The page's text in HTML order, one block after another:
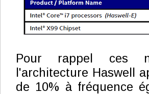
Pour rappel ces
l'architecture Haswell
de 10% à fréquence